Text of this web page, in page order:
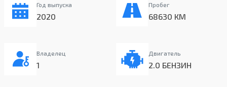
Год выпуска
2020
Пробег
68630 КМ
Владелец
1
Двигатель
2.0 БЕНЗИН